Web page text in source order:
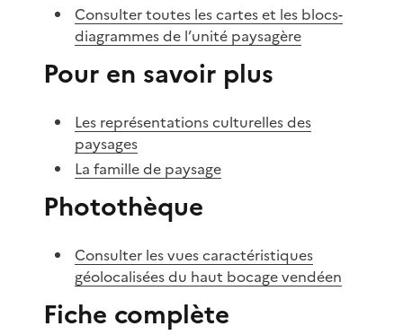
Consulter toutes les cartes et les blocs-
diagrammes de l’unité paysagère
Pour en savoir plus
Les représentations culturelles des
paysages
La famille de paysage
Photothèque
Consulter les vues caractéristiques
géolocalisées du haut bocage vendéen
Fiche complète